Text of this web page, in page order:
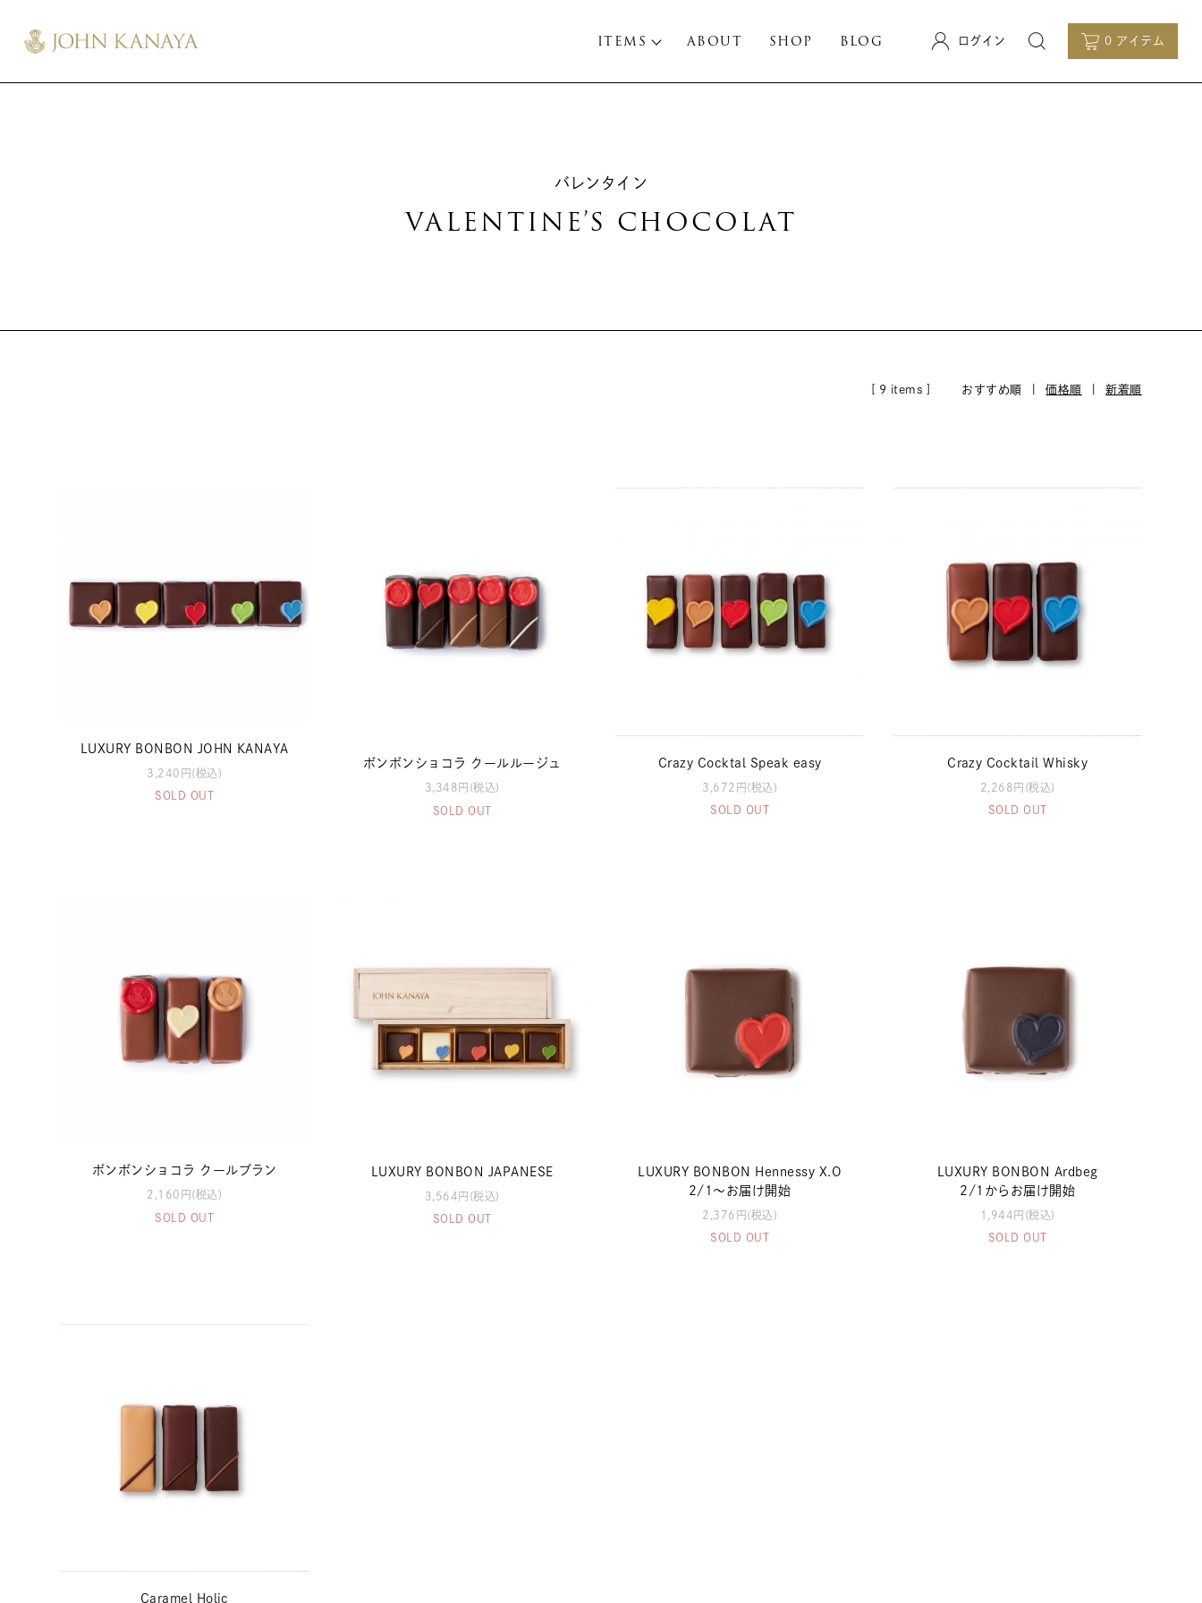
ITEMS ABOUT SHOP BLOG ログイン 0 アイテム
バレンタイン
VALENTINE’S CHOCOLAT
[ 9 items ] おすすめ順 |価格順 |新着順
LUXURY BONBON JOHN KANAYA
3,240円(税込)
SOLD OUT
ボンボンショコラ クールルージュ
3,348円(税込)
SOLD OUT
Crazy Cocktal Speak easy
3,672円(税込)
SOLD OUT
Crazy Cocktail Whisky
2,268円(税込)
SOLD OUT
ボンボンショコラ クールブラン
2,160円(税込)
SOLD OUT
LUXURY BONBON JAPANESE
3,564円(税込)
SOLD OUT
LUXURY BONBON Hennessy X.O
2/1～お届け開始
2,376円(税込)
SOLD OUT
LUXURY BONBON Ardbeg
2/1からお届け開始
1,944円(税込)
SOLD OUT
Caramel Holic